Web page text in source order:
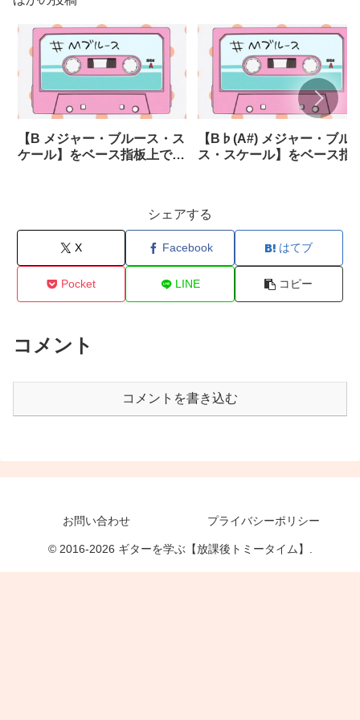
【B メジャー・ブルース・ス
ケール】をベース指板上で!
【B♭(A#) メジャー・ブル
ス・スケール】をベース指
シェアする
X Facebook はてブ
Pocket LINE コピー
コメント
コメントを書き込む
お問い合わせ プライバシーポリシー
© 2016-2026 ギターを学ぶ【放課後トミータイム】.